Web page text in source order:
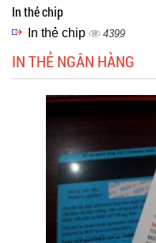
In thẻ chip
In thẻ chip 4399
IN THẺ NGÂN HÀNG